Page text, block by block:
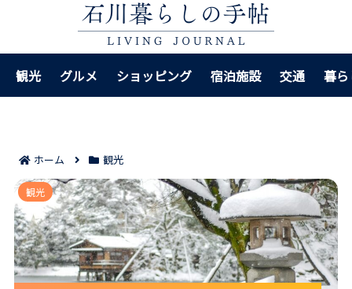
観光 グルメ ショッピング 宿泊施設 交通 暮
ホーム 観光
金沢の長町武家屋敷は土塀の町並みが残る散策エリア
｜徒歩モデルコースと料金の目安がすぐ決まる！
観光